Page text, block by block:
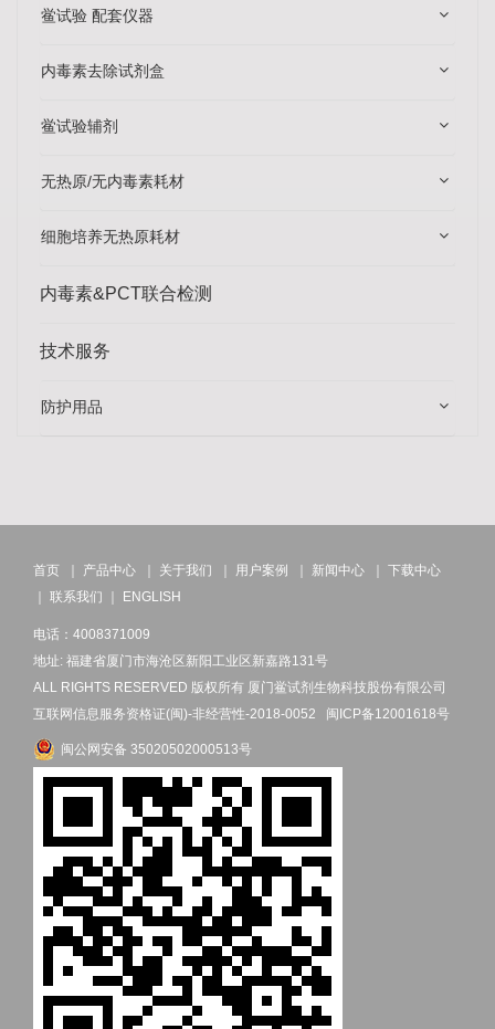
鲎试验 配套仪器
内毒素去除试剂盒
鲎试验辅剂
无热原/无内毒素耗材
细胞培养无热原耗材
内毒素&PCT联合检测
技术服务
防护用品
首页 ｜ 产品中心 ｜ 关于我们 ｜ 用户案例 ｜ 新闻中心 ｜ 下载中心
｜ 联系我们 ｜ ENGLISH
电话：4008371009
地址: 福建省厦门市海沧区新阳工业区新嘉路131号
ALL RIGHTS RESERVED 版权所有 厦门鲎试剂生物科技股份有限公司
互联网信息服务资格证(闽)-非经营性-2018-0052 闽ICP备12001618号
闽公网安备 35020502000513号